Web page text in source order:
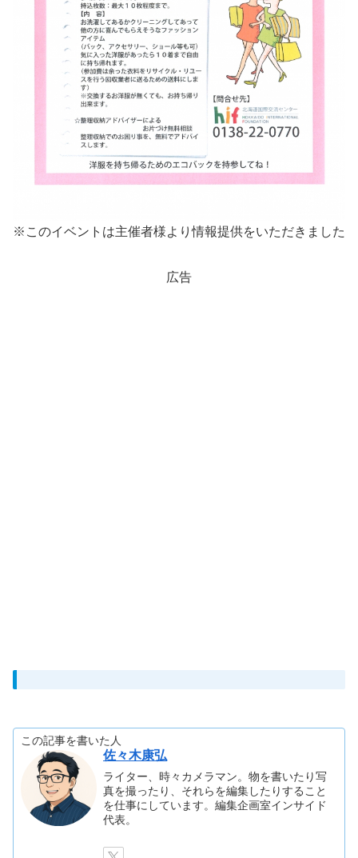
※このイベントは主催者様より情報提供をいただきました
広告
この記事を書いた人
佐々木康弘
ライター、時々カメラマン。物を書いたり写
真を撮ったり、それらを編集したりすること
を仕事にしています。編集企画室インサイド
代表。